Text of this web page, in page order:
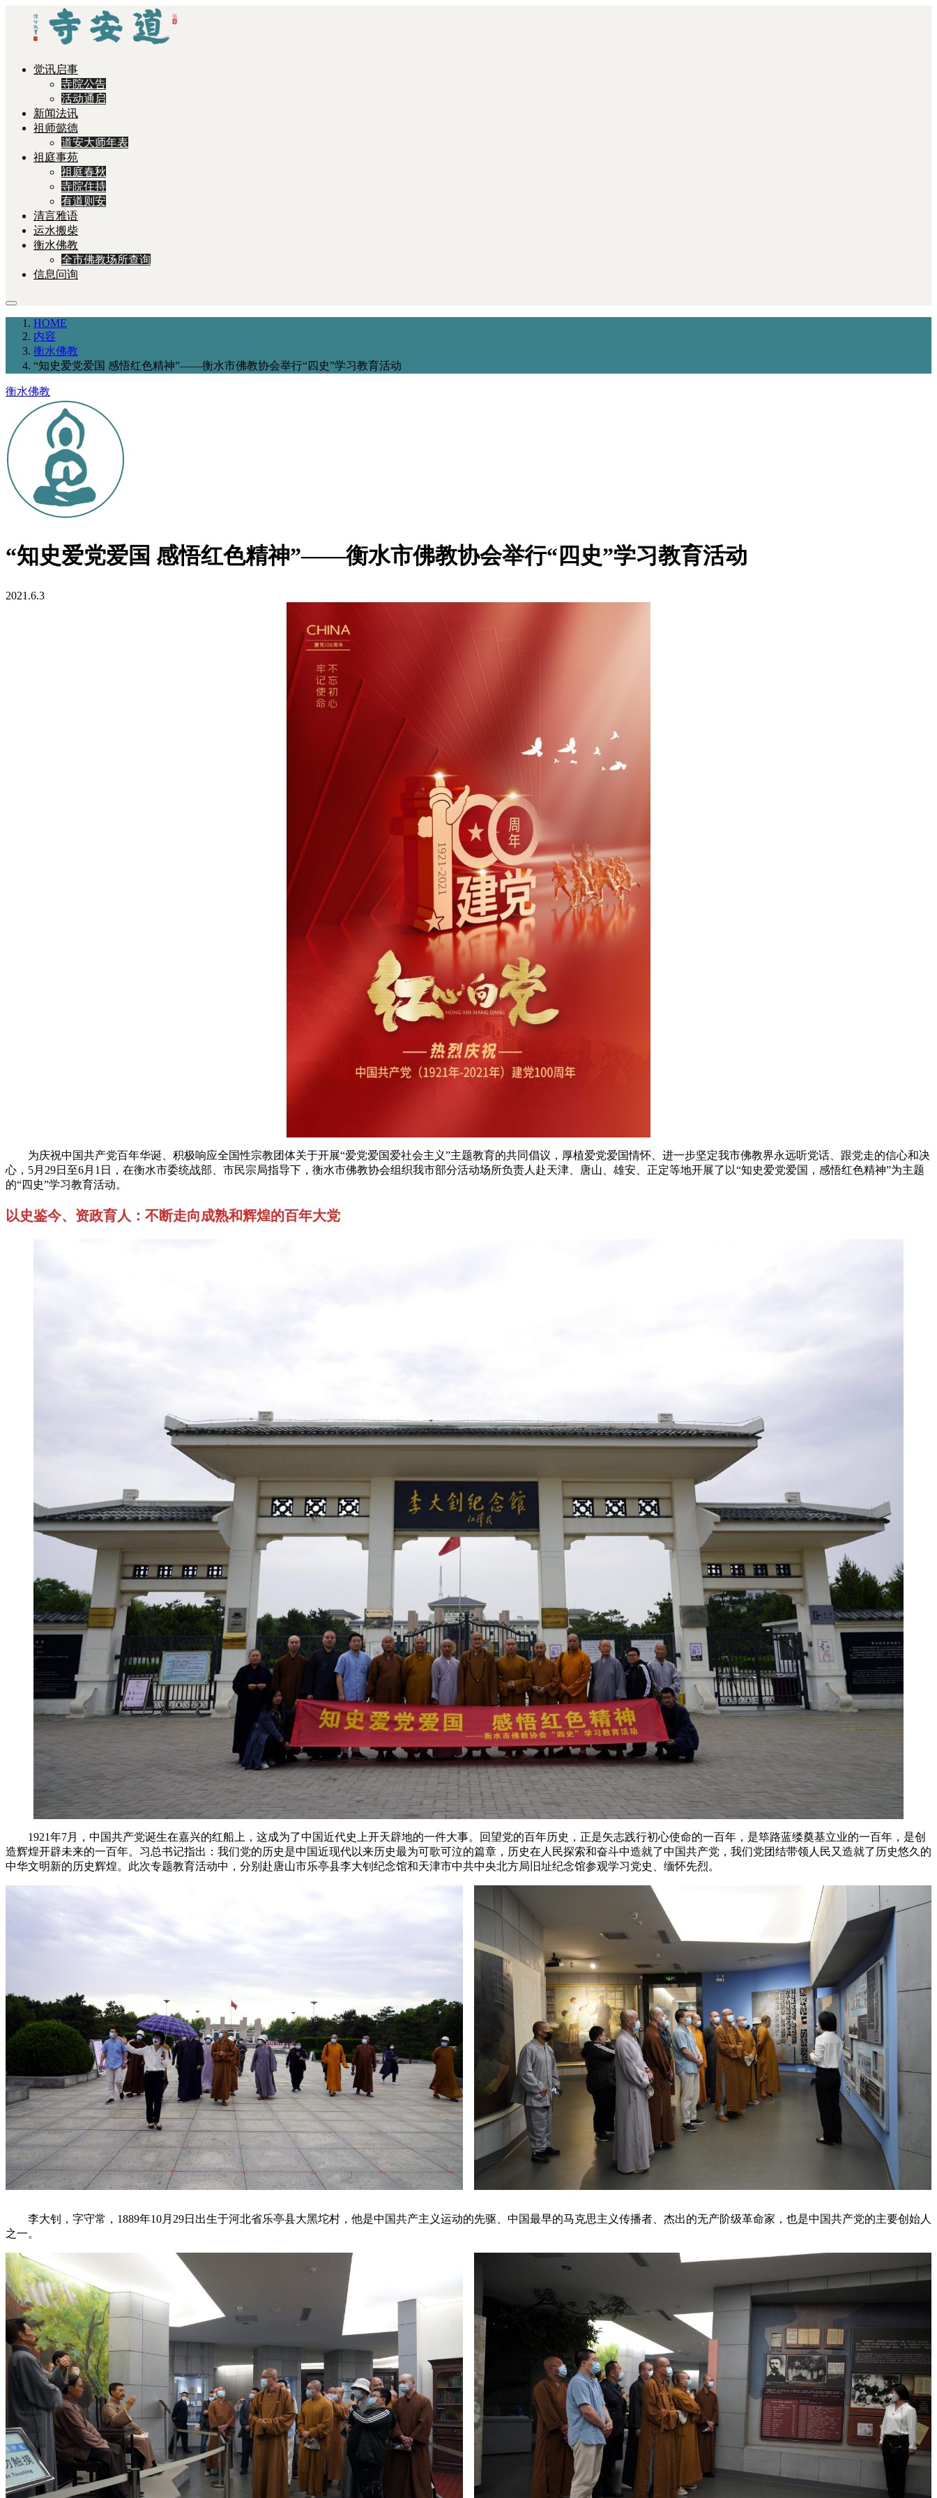
觉讯启事
寺院公告
活动通启
新闻法讯
祖师懿德
道安大师年表
祖庭事苑
祖庭春秋
寺院住持
有道则安
清言雅语
运水搬柴
衡水佛教
全市佛教场所查询
信息问询
HOME
内容
衡水佛教
“知史爱党爱国 感悟红色精神”——衡水市佛教协会举行“四史”学习教育活动
衡水佛教
“知史爱党爱国 感悟红色精神”——衡水市佛教协会举行“四史”学习教育活动
2021.6.3
为庆祝中国共产党百年华诞、积极响应全国性宗教团体关于开展“爱党爱国爱社会主义”主题教育的共同倡议，厚植爱党爱国情怀、进一步坚定我市佛教界永远听党话、跟党走的信心和决
心，5月29日至6月1日，在衡水市委统战部、市民宗局指导下，衡水市佛教协会组织我市部分活动场所负责人赴天津、唐山、雄安、正定等地开展了以“知史爱党爱国，感悟红色精神”为主题
的“四史”学习教育活动。
以史鉴今、资政育人：不断走向成熟和辉煌的百年大党
1921年7月，中国共产党诞生在嘉兴的红船上，这成为了中国近代史上开天辟地的一件大事。回望党的百年历史，正是矢志践行初心使命的一百年，是筚路蓝缕奠基立业的一百年，是创
造辉煌开辟未来的一百年。习总书记指出：我们党的历史是中国近现代以来历史最为可歌可泣的篇章，历史在人民探索和奋斗中造就了中国共产党，我们党团结带领人民又造就了历史悠久的
中华文明新的历史辉煌。此次专题教育活动中，分别赴唐山市乐亭县李大钊纪念馆和天津市中共中央北方局旧址纪念馆参观学习党史、缅怀先烈。
李大钊，字守常，1889年10月29日出生于河北省乐亭县大黑坨村，他是中国共产主义运动的先驱、中国最早的马克思主义传播者、杰出的无产阶级革命家，也是中国共产党的主要创始人
之一。